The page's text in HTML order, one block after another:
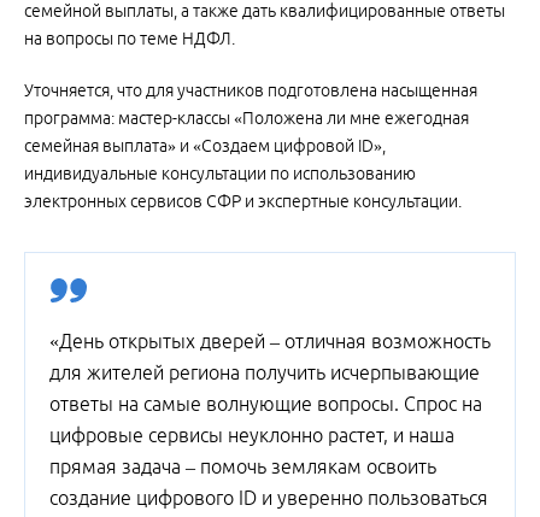
семейной выплаты, а также дать квалифицированные ответы
на вопросы по теме НДФЛ.
Уточняется, что для участников подготовлена насыщенная
программа: мастер-классы «Положена ли мне ежегодная
семейная выплата» и «Создаем цифровой ID»,
индивидуальные консультации по использованию
электронных сервисов СФР и экспертные консультации.
«День открытых дверей – отличная возможность
для жителей региона получить исчерпывающие
ответы на самые волнующие вопросы. Спрос на
цифровые сервисы неуклонно растет, и наша
прямая задача – помочь землякам освоить
создание цифрового ID и уверенно пользоваться